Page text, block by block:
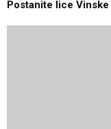
Postanite lice